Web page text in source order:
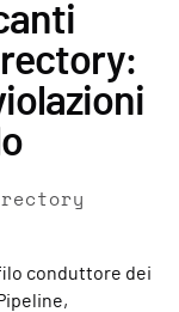
conduttore dei